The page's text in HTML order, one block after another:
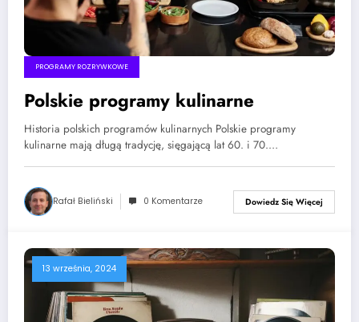
PROGRAMY ROZRYWKOWE
Polskie programy kulinarne
Historia polskich programów kulinarnych Polskie programy
kulinarne mają długą tradycję, sięgającą lat 60. i 70.…
Rafał Bieliński 0 Komentarze Dowiedz Się Więcej
13 września, 2024